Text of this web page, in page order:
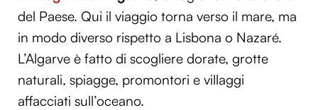
del Paese. Qui il viaggio torna verso il mare, ma
in modo diverso rispetto a Lisbona o Nazaré.
L’Algarve è fatto di scogliere dorate, grotte
naturali, spiagge, promontori e villaggi
affacciati sull’oceano.